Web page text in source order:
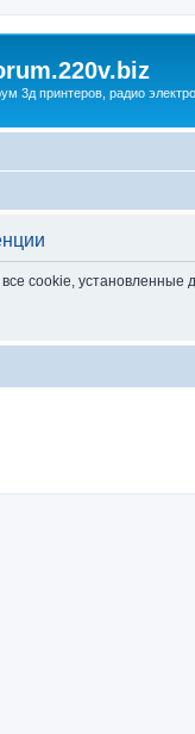
3д принтеров, радио
cookie,